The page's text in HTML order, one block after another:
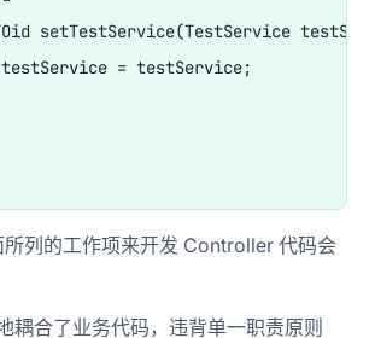
setTestService(TestService
= testService;
列的工作项来开发 Controller 代码会
耦合了业务代码，违背单一职责原则